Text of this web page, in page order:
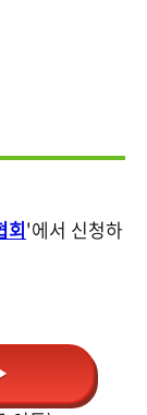
회'에서 신청하